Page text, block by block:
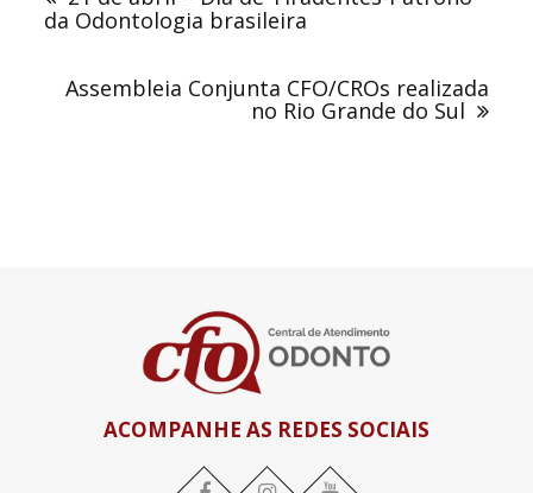
Post
da Odontologia brasileira
Assembleia Conjunta CFO/CROs realizada
no Rio Grande do Sul
ACOMPANHE AS REDES SOCIAIS